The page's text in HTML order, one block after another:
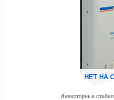
НЕТ НА
Инверторные